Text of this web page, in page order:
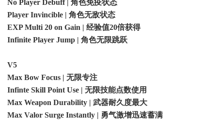
No Player Debuff | 角色免疫状态
Player Invincible | 角色无敌状态
EXP Multi 20 on Gain | 经验值20倍获得
Infinite Player Jump | 角色无限跳跃
V5
Max Bow Focus | 无限专注
Infinte Skill Point Use | 无限技能点数使用
Max Weapon Durability | 武器耐久度最大
Max Valor Surge Instantly | 勇气激增迅速蓄满